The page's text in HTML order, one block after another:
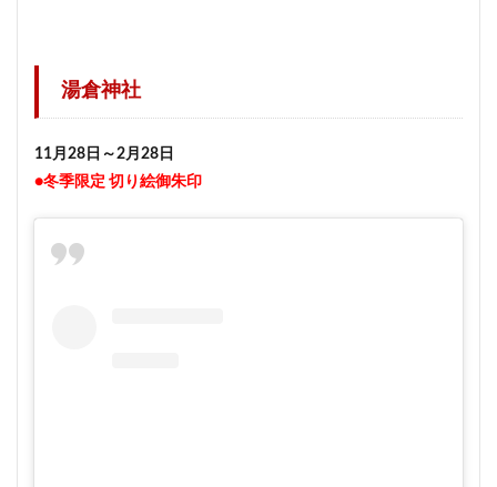
湯倉神社
11月28日～2月28日
●冬季限定 切り絵御朱印